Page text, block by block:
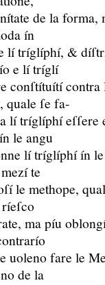
de la forma,
ín
lí tríglíphí, &
e lí tríglí
conſtítuítí
quale ſe fa-
lí tríglíphí
le angu
lí tríglíphí ín
te
le methope,
ma píu
uoleno fare le
de la